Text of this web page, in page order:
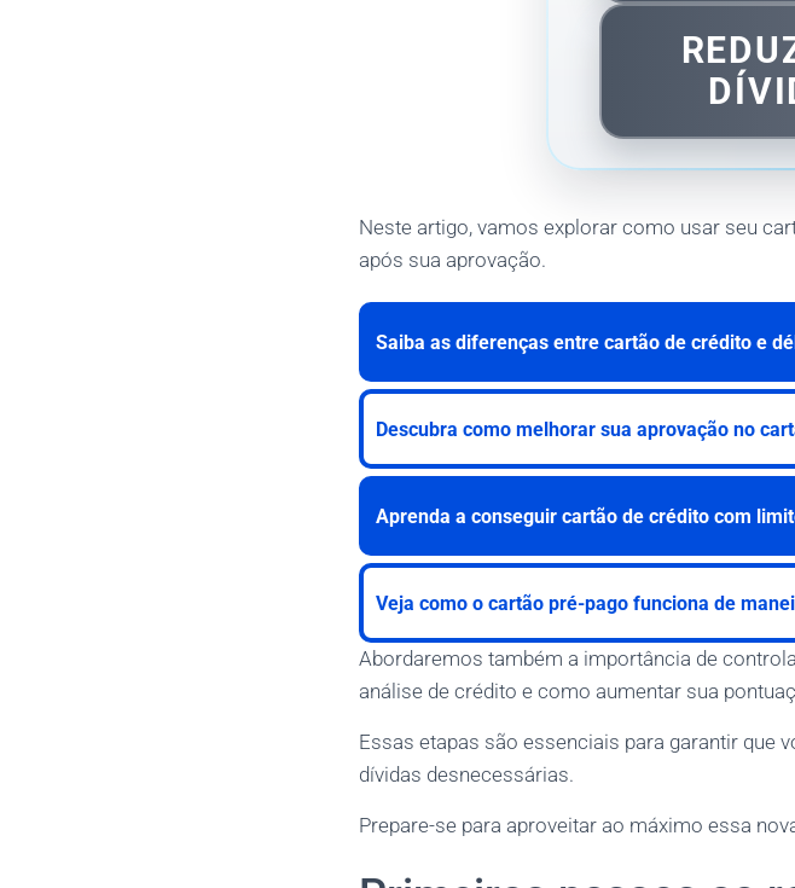
Neste artigo, vamos explorar como usar seu
após sua aprovação.
Saiba as diferenças entre cartão de crédito e
Descubra como melhorar sua aprovação no
Aprenda a conseguir cartão de crédito com
Veja como o cartão pré-pago funciona de
Abordaremos também a importância de
análise de crédito e como aumentar sua
Essas etapas são essenciais para garantir que
dívidas desnecessárias.
Prepare-se para aproveitar ao máximo essa